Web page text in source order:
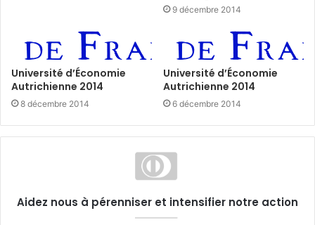
9 décembre 2014
Université d’Économie
Autrichienne 2014
8 décembre 2014
Université d’Économie
Autrichienne 2014
6 décembre 2014
Aidez nous à pérenniser et intensifier notre action